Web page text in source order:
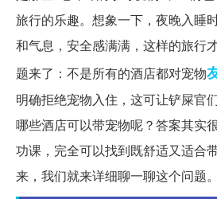
旅行的乐趣。想象一下，夜晚入睡
和气息，安全感满满，这样的旅行
题来了：不是所有的酒店都对宠物
明确拒绝宠物入住，这可让铲屎官
哪些酒店可以带宠物呢？答案其实
功课，完全可以找到既舒适又适合
来，我们就来详细聊一聊这个问题。